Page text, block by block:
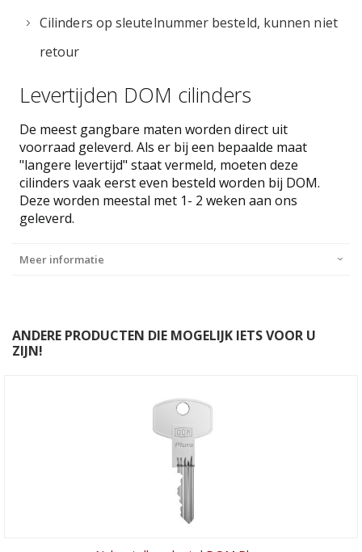
Cilinders op sleutelnummer besteld, kunnen niet
retour
Levertijden DOM cilinders
De meest gangbare maten worden direct uit
voorraad geleverd. Als er bij een bepaalde maat
"langere levertijd" staat vermeld, moeten deze
cilinders vaak eerst even besteld worden bij DOM.
Deze worden meestal met 1- 2 weken aan ons
geleverd.
Meer informatie
ANDERE PRODUCTEN DIE MOGELIJK IETS VOOR U
ZIJN!